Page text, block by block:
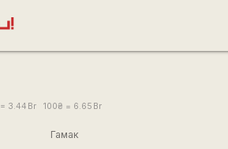
= 3.44 Br 100₴ = 6.65 Br
Гамак